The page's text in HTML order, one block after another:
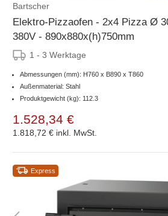
Bartscher
Elektro-Pizzaofen - 2x4 Pizza Ø
380V - 890x880x(h)750mm
1 - 3 Werktage
Abmessungen (mm): H760 x B890 x T860
Außenmaterial: Stahl
Produktgewicht (kg): 112.3
1.528,34 €
1.818,72 € inkl. MwSt.
Express